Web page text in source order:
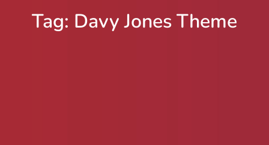
Tag: Davy Jones Theme